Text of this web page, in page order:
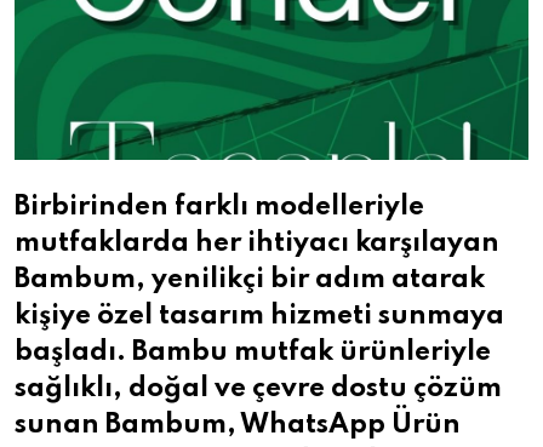
Birbirinden farklı modelleriyle
mutfaklarda her ihtiyacı karşılayan
Bambum, yenilikçi bir adım atarak
kişiye özel tasarım hizmeti sunmaya
başladı. Bambu mutfak ürünleriyle
sağlıklı, doğal ve çevre dostu çözüm
sunan Bambum, WhatsApp Ürün